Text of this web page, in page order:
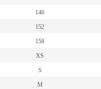
146
152
158
XS
S
M